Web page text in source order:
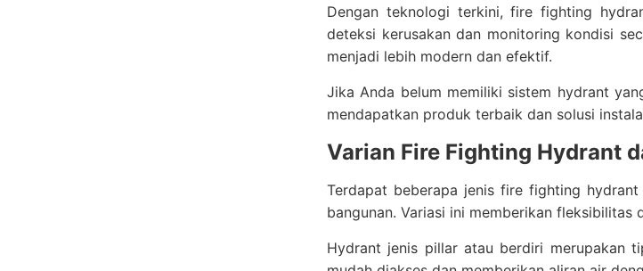
Dengan teknologi terkini, fire fighting
deteksi kerusakan dan monitoring kondisi
menjadi lebih modern dan efektif.
Jika Anda belum memiliki sistem hydrant
mendapatkan produk terbaik dan solusi
Varian Fire Fighting Hydrant
Terdapat beberapa jenis fire fighting
bangunan. Variasi ini memberikan fleksibilitas
Hydrant jenis pillar atau berdiri merupakan